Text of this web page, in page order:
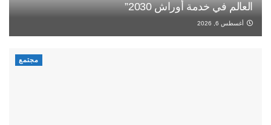
العالم في خدمة أوراش 2030”
أغسطس 6, 2026
مجتمع